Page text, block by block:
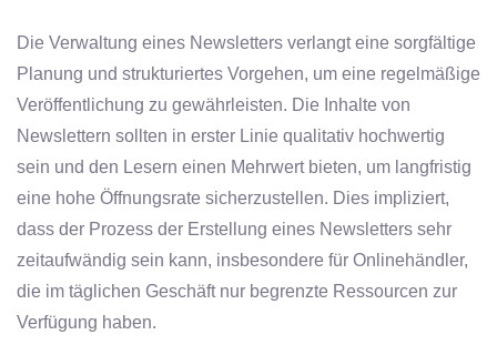
Die Verwaltung eines Newsletters verlangt eine sorgfältige
Planung und strukturiertes Vorgehen, um eine regelmäßige
Veröffentlichung zu gewährleisten. Die Inhalte von
Newslettern sollten in erster Linie qualitativ hochwertig
sein und den Lesern einen Mehrwert bieten, um langfristig
eine hohe Öffnungsrate sicherzustellen. Dies impliziert,
dass der Prozess der Erstellung eines Newsletters sehr
zeitaufwändig sein kann, insbesondere für Onlinehändler,
die im täglichen Geschäft nur begrenzte Ressourcen zur
Verfügung haben.